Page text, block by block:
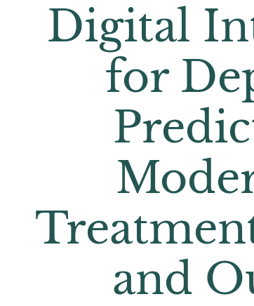
Digital
for
and